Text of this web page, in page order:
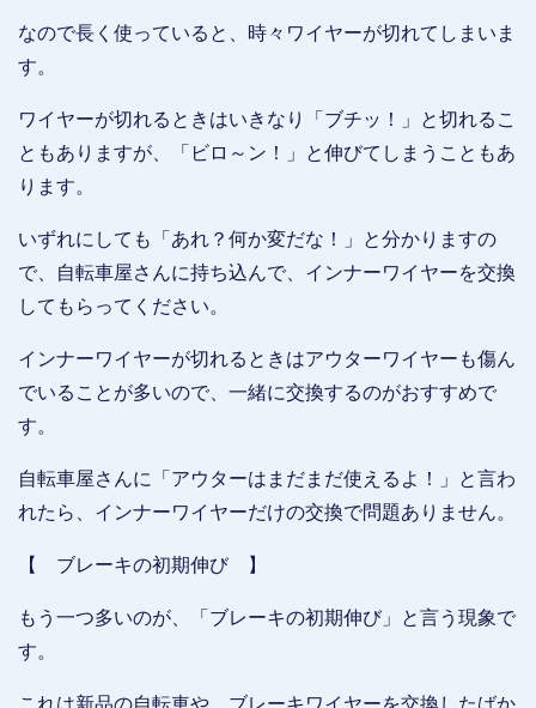
なので長く使っていると、時々ワイヤーが切れてしまいま
す。
ワイヤーが切れるときはいきなり「ブチッ！」と切れるこ
ともありますが、「ビロ～ン！」と伸びてしまうこともあ
ります。
いずれにしても「あれ？何か変だな！」と分かりますの
で、自転車屋さんに持ち込んで、インナーワイヤーを交換
してもらってください。
インナーワイヤーが切れるときはアウターワイヤーも傷ん
でいることが多いので、一緒に交換するのがおすすめで
す。
自転車屋さんに「アウターはまだまだ使えるよ！」と言わ
れたら、インナーワイヤーだけの交換で問題ありません。
【 ブレーキの初期伸び 】
もう一つ多いのが、「ブレーキの初期伸び」と言う現象で
す。